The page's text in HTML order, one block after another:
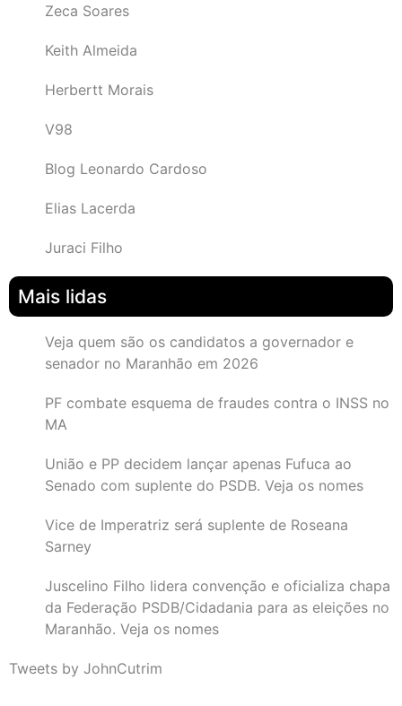
Zeca Soares
Keith Almeida
Herbertt Morais
V98
Blog Leonardo Cardoso
Elias Lacerda
Juraci Filho
Mais lidas
Veja quem são os candidatos a governador e
senador no Maranhão em 2026
PF combate esquema de fraudes contra o INSS no
MA
União e PP decidem lançar apenas Fufuca ao
Senado com suplente do PSDB. Veja os nomes
Vice de Imperatriz será suplente de Roseana
Sarney
Juscelino Filho lidera convenção e oficializa chapa
da Federação PSDB/Cidadania para as eleições no
Maranhão. Veja os nomes
Tweets by JohnCutrim